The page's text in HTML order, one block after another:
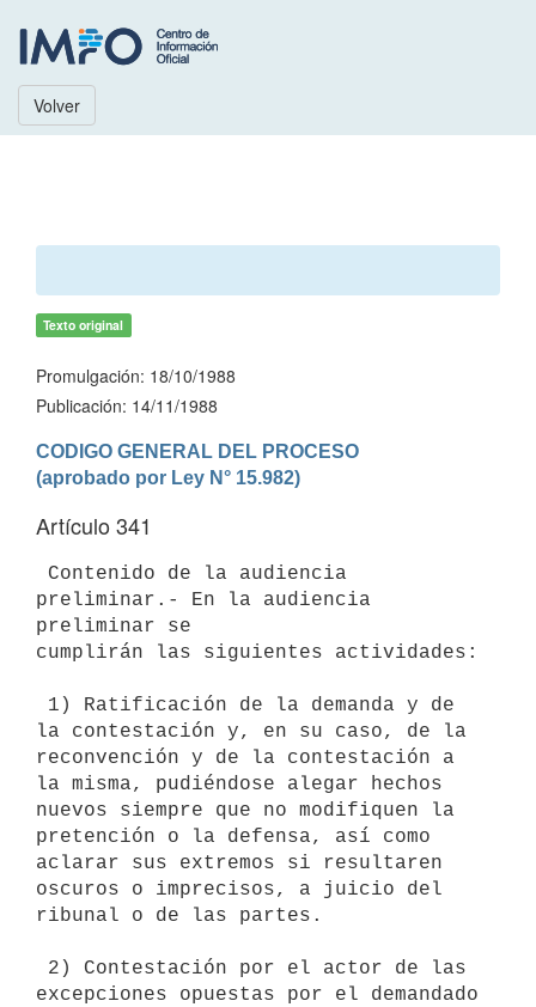
Volver
Texto original
Promulgación: 18/10/1988
Publicación: 14/11/1988
CODIGO GENERAL DEL PROCESO
(aprobado por Ley N° 15.982)
Artículo 341
preliminar.- En la audiencia
preliminar se
cumplirán las siguientes actividades:
la contestación y, en su caso, de la
reconvención y de la contestación a
la misma, pudiéndose alegar hechos
nuevos siempre que no modifiquen la
pretención o la defensa, así como
aclarar sus extremos si resultaren
oscuros o imprecisos, a juicio del
ribunal o de las partes.
excepciones opuestas por el demandado